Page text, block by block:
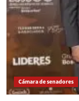
ENCUENTRO
“MÉXICO
POR
CLIMA:
SEMANA
ACCIÓN”
CONTRA
Cámara de senadores